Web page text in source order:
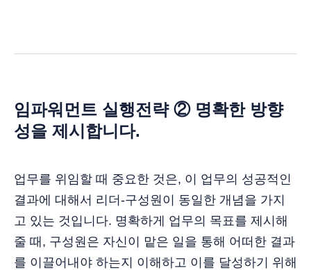
임파워먼트 실행전략 ② 명확한 방향
성을 제시합니다.
업무를 위임할 때 중요한 것은, 이 업무의 성공적인
결과에 대해서 리더-구성원이 동일한 개념을 가지
고 있는 것입니다. 명확하게 업무의 목표를 제시해
줄 때, 구성원은 자신이 맡은 일을 통해 어떠한 결과
를 이끌어내야 하는지 이해하고 이를 달성하기 위해